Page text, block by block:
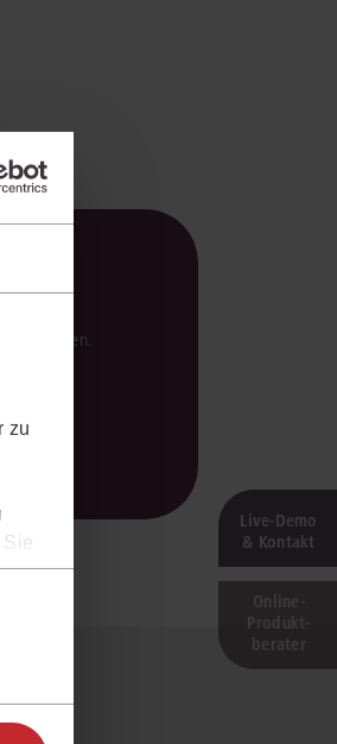
zu
(z.B.
Live‑Demo
& Kontakt
Online-
Produkt­
berater